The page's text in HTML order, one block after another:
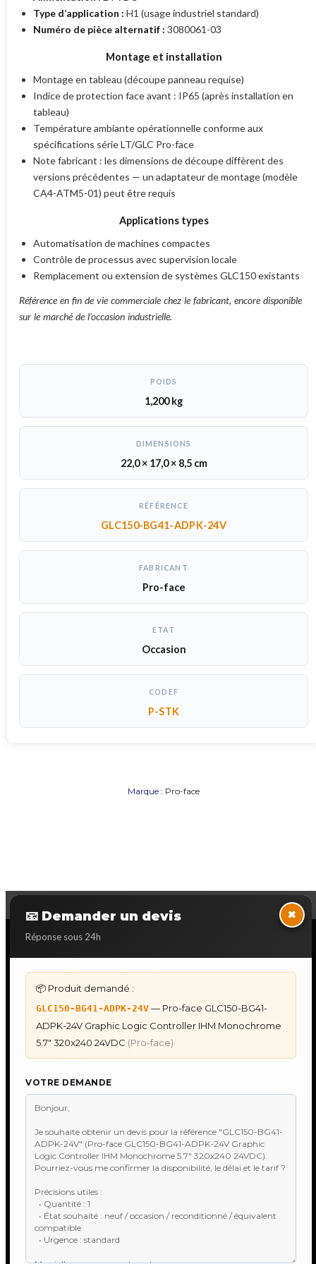
Type d’application : H1 (usage industriel standard)
Numéro de pièce alternatif : 3080061-03
Montage et installation
Montage en tableau (découpe panneau requise)
Indice de protection face avant : IP65 (après installation en
tableau)
Température ambiante opérationnelle conforme aux
spécifications série LT/GLC Pro-face
Note fabricant : les dimensions de découpe diffèrent des
versions précédentes — un adaptateur de montage (modèle
CA4-ATM5-01) peut être requis
Applications types
Automatisation de machines compactes
Contrôle de processus avec supervision locale
Remplacement ou extension de systèmes GLC150 existants
Référence en fin de vie commerciale chez le fabricant, encore disponible
sur le marché de l’occasion industrielle.
POIDS
1,200 kg
DIMENSIONS
22,0 × 17,0 × 8,5 cm
RÉFÉRENCE
GLC150-BG41-ADPK-24V
FABRICANT
Pro-face
ETAT
Occasion
CODEF
P-STK
Marque : Pro-face
📧 Demander un devis
Réponse sous 24h
×
📦 Produit demandé :
GLC150-BG41-ADPK-24V — Pro-face GLC150-BG41-
ADPK-24V Graphic Logic Controller IHM Monochrome
5.7" 320x240 24VDC (Pro-face)
VOTRE DEMANDE
DÉPANNAGE AUTOMATES
Dépannage Omron Sysmac
Dépannage Mitsubishi Melsec
IHM & PUPITRES
IHM Lauer GAME & PCS — Programme
Maintenance Automatisme Industriel
Recherche & Sourcing piéce rare
Toulouse & Sud-Ouest
Réparation IHM & tactile
Audit de parc industriel
Allen-Bradley & Rockwell